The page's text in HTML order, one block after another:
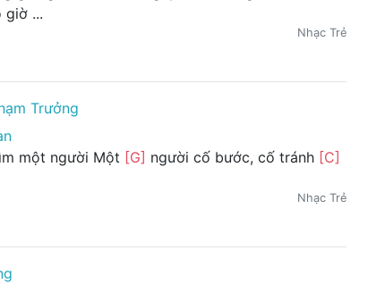
giờ ...
Nhạc Trẻ
Trưởng
một người Một [G] người cố bước, cố tránh [C]
Nhạc Trẻ